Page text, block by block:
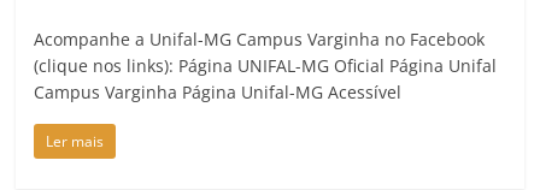
Acompanhe a Unifal-MG Campus Varginha no Facebook
(clique nos links): Página UNIFAL-MG Oficial Página Unifal
Campus Varginha Página Unifal-MG Acessível
Ler mais